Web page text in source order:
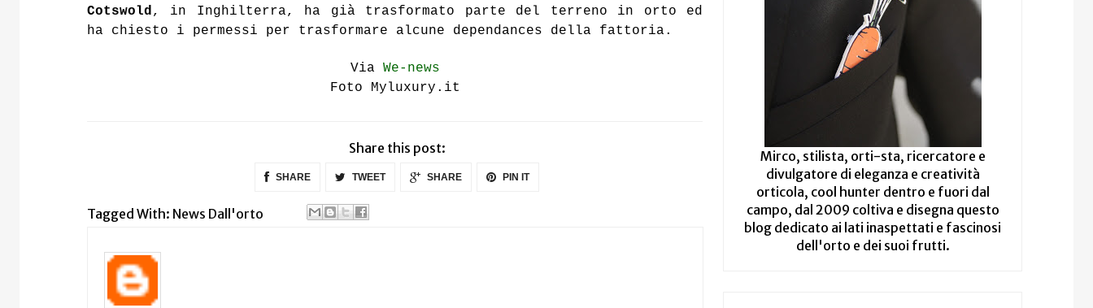
Cotswold, in Inghilterra, ha già trasformato parte del terreno in orto ed
ha chiesto i permessi per trasformare alcune dependances della fattoria.
Via We-news
Foto Myluxury.it
Share this post:
SHARE TWEET SHARE PIN IT
Tagged With: News Dall'orto
Mirco, stilista, orti-sta, ricercatore e
divulgatore di eleganza e creatività
orticola, cool hunter dentro e fuori dal
campo, dal 2009 coltiva e disegna questo
blog dedicato ai lati inaspettati e fascinosi
dell'orto e dei suoi frutti.